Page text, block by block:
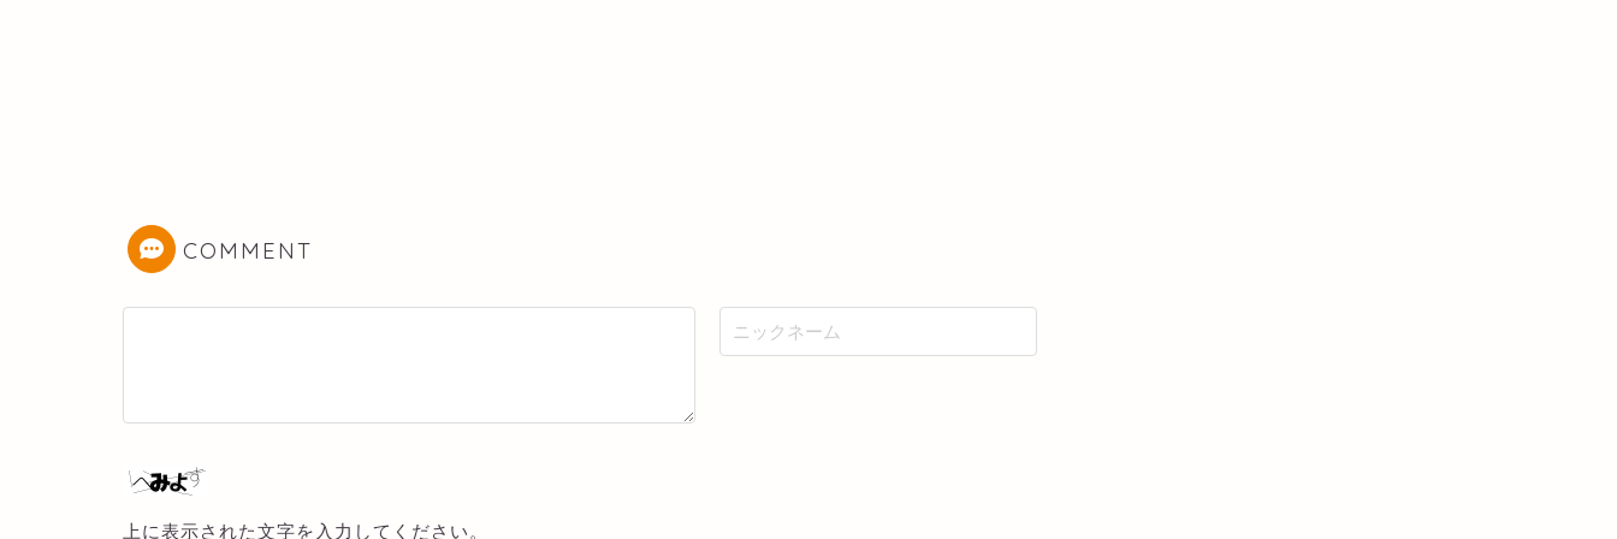
COMMENT
上に表示された文字を入力してください。